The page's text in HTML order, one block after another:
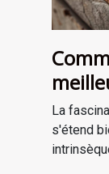
La
s'étend